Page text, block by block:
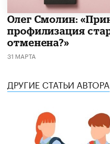
​Олег Смолин:
профилизация
отменена?»
31 МАРТА
ДРУГИЕ СТАТЬИ АВТОРА